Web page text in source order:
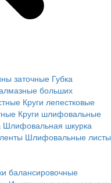
заточные Губка
больших
Круги лепестковые
Круги шлифовальные
Шлифовальная шкурка
Шлифовальные листы
балансировочные